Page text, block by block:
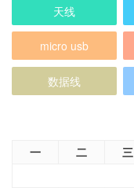
天线
micro usb
数据线
一 二 三